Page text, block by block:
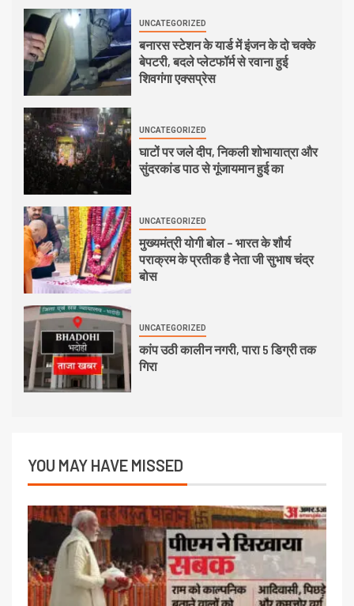
UNCATEGORIZED
बनारस स्टेशन के यार्ड में इंजन के दो चक्के
बेपटरी, बदले प्लेटफॉर्म से रवाना हुई
शिवगंगा एक्सप्रेस
UNCATEGORIZED
घाटों पर जले दीप, निकली शोभायात्रा और
सुंदरकांड पाठ से गूंजायमान हुई का
UNCATEGORIZED
मुख्यमंत्री योगी बोल – भारत के शौर्य
पराक्रम के प्रतीक है नेता जी सुभाष चंद्र
बोस
UNCATEGORIZED
कांप उठी कालीन नगरी, पारा 5 डिग्री तक
गिरा
YOU MAY HAVE MISSED